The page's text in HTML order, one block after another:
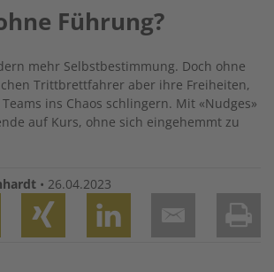
Führung?
mehr Selbstbestimmung. Doch ohne
Trittbrettfahrer aber ihre Freiheiten,
ins Chaos schlingern. Mit «Nudges»
auf Kurs, ohne sich eingehemmt zu
• 26.04.2023